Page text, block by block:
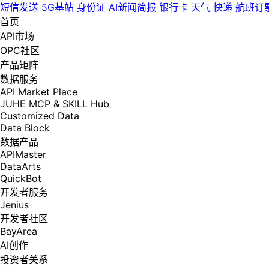
短信发送 5G基站 身份证 AI新闻简报 银行卡 天气 快递 航班订
首页
API市场
OPC社区
产品矩阵
数据服务
API Market Place
JUHE MCP & SKILL Hub
Customized Data
Data Block
数据产品
APIMaster
DataArts
QuickBot
开发者服务
Jenius
开发者社区
BayArea
AI创作
投资者关系